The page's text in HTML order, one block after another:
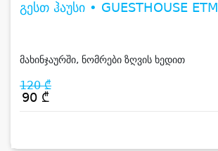
გესთ ჰაუსი • GUESTHOUSE ETM
მახინჯაურში, ნომრები ზღვის ხედით
120 ₾
90 ₾